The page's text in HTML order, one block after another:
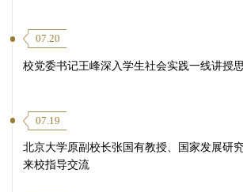
07.20
校党委书记王峰深入学生社会实践一线讲授
07.19
北京大学原副校长张国有教授、国家发展研
来校指导交流